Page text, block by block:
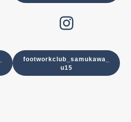
Instagram
footworkclub_samukawa_
u15